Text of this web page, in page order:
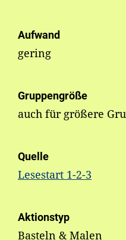
Aufwand
gering
Gruppengröße
auch für größere
Quelle
Lesestart 1-2-3
Aktionstyp
Basteln & Malen